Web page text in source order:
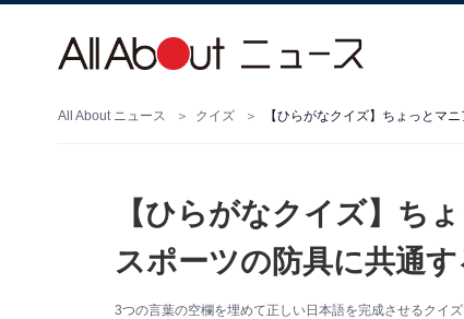
All About ニュース クイズ 【ひらがなクイズ】ちょっとマ
【ひらがなクイズ】ち
スポーツの防具に共通す
3つの言葉の空欄を埋めて正しい日本語を完成させるクイ